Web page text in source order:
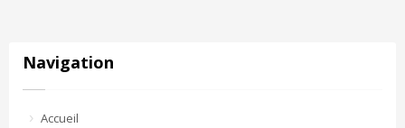
Navigation
Accueil